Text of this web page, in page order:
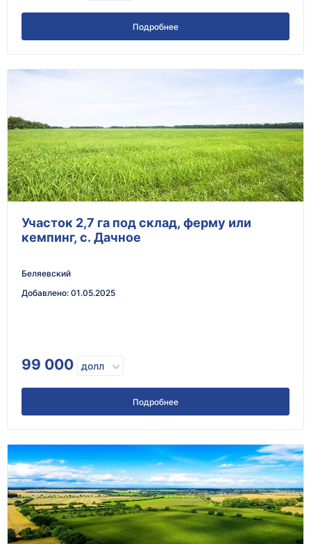
Подробнее
Участок 2,7 га под склад, ферму или
кемпинг, с. Дачное
Беляевский
Добавлено: 01.05.2025
99 000 долл
Подробнее